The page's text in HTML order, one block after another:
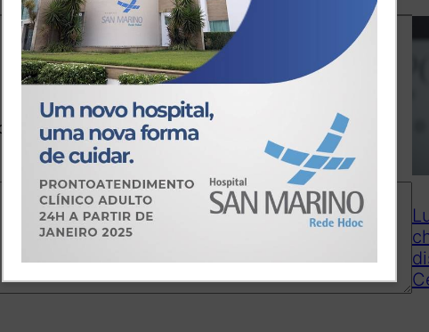
Campos obrigatórios são marcados com *